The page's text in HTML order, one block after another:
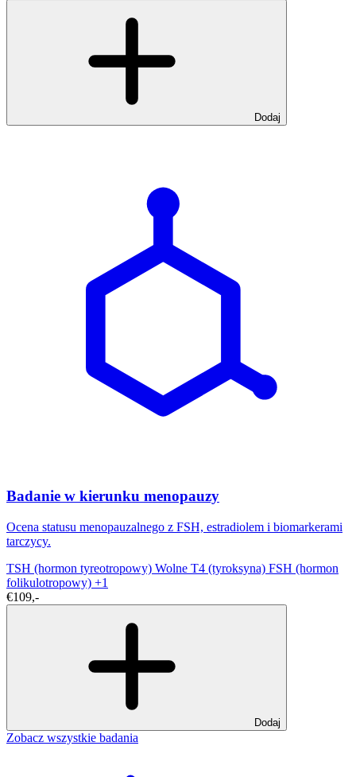
Dodaj
Badanie w kierunku menopauzy
Ocena statusu menopauzalnego z FSH, estradiolem i biomarkerami
tarczycy.
TSH (hormon tyreotropowy) Wolne T4 (tyroksyna) FSH (hormon
folikulotropowy) +1
€109,-
Dodaj
Zobacz wszystkie badania